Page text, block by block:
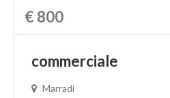
€ 800
commerciale
Marradi